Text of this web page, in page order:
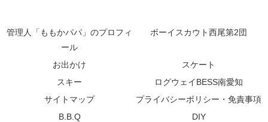
管理人「ももかパパ」のプロフィ
ール
ボーイスカウト西尾第2団
お出かけ
スケート
スキー
ログウェイBESS南愛知
サイトマップ
プライバシーポリシー・免責事項
B.B.Q
DIY